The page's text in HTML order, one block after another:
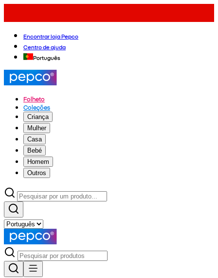
Encontrar loja Pepco
Centro de ajuda
Português
Folheto
Coleções
Criança
Mulher
Casa
Bebé
Homem
Outros